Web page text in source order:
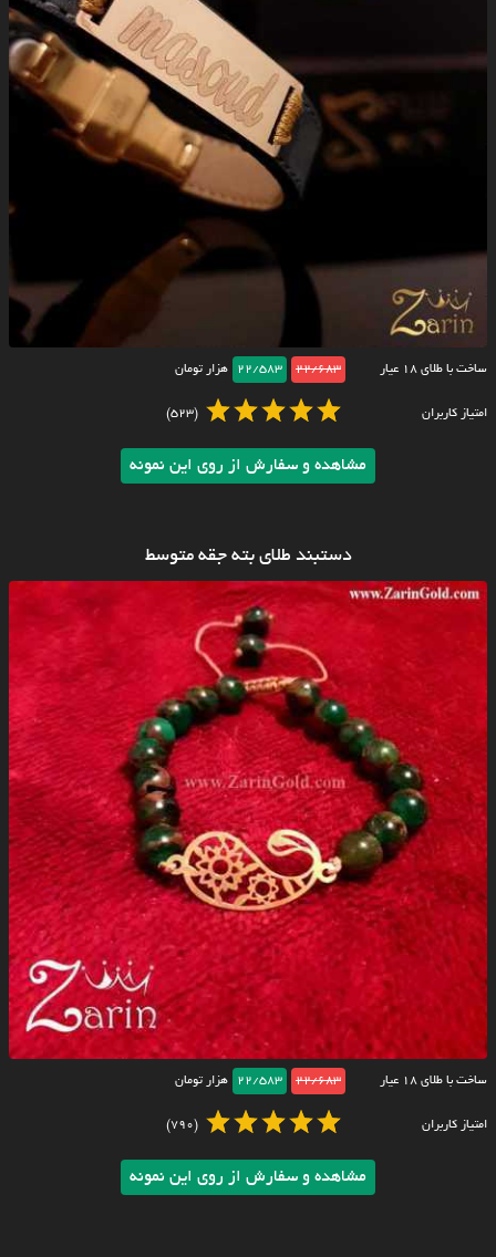
ساخت با طلای ۱۸ عیار 22/683
22/583 هزار تومان
امتیاز کاربران (523)
مشاهده و سفارش از روی این نمونه
دستبند طلای بته جقه متوسط
ساخت با طلای ۱۸ عیار 22/683
22/583 هزار تومان
امتیاز کاربران (790)
مشاهده و سفارش از روی این نمونه